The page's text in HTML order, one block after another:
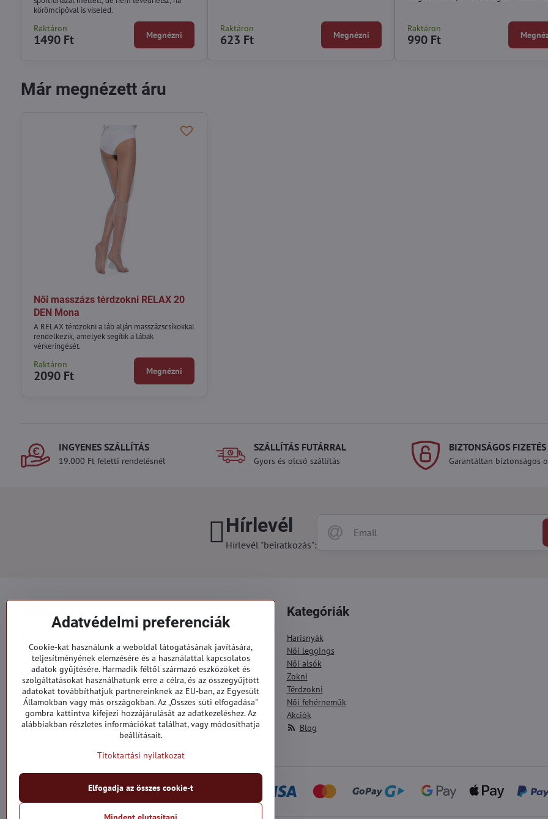
körömcipőval is viseled.
Raktáron
1490 Ft Megnézni
Raktáron
623 Ft Megnézni
Raktáron
990 Ft
Már megnézett áru
Női masszázs térdzokni RELAX 20
DEN Mona
A RELAX térdzokni a láb alján masszázscsíkokkal
rendelkezik, amelyek segítik a lábak
vérkeringését.
Raktáron
2090 Ft Megnézni
INGYENES SZÁLLÍTÁS
19.000 Ft feletti rendelésnél
SZÁLLÍTÁS FUTÁRRAL
Gyors és olcsó szállítás
BIZTONSÁGOS FIZETÉS
Garantáltan biztonságos
Hírlevél
Hírlevél "beiratkozás":
Általános szerződési feltételek
Személyes adatok védelme
Reklamációs űrlap
Kapcsolatt
Megrendelések
Kategóriák
Harisnyák
Női leggings
Női alsók
Zokni
Térdzokni
Női fehérneműk
Akciók
Blog
Adatvédelmi preferenciák
Cookie-kat használunk a weboldal látogatásának javítására,
teljesítményének elemzésére és a használattal kapcsolatos
adatok gyűjtésére. Harmadik féltől származó eszközöket és
szolgáltatásokat használhatunk erre a célra, és az összegyűjtött
adatokat továbbíthatjuk partnereinknek az EU-ban, az Egyesült
Államokban vagy más országokban. Az „Összes süti elfogadása"
gombra kattintva kifejezi hozzájárulását az adatkezeléshez. Az
alábbiakban részletes információkat találhat, vagy módosíthatja
beállításait.
Titoktartási nyilatkozat
Elfogadja az összes cookie-t